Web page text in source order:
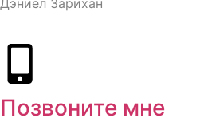
Дэниел Зарихан
Позвоните мне